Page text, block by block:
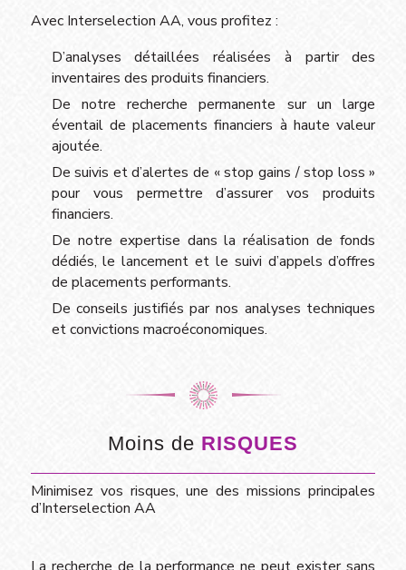
Avec Interselection AA, vous profitez :
D’analyses détaillées réalisées à partir des
inventaires des produits financiers.
De notre recherche permanente sur un large
éventail de placements financiers à haute valeur
ajoutée.
De suivis et d’alertes de « stop gains / stop loss »
pour vous permettre d’assurer vos produits
financiers.
De notre expertise dans la réalisation de fonds
dédiés, le lancement et le suivi d’appels d’offres
de placements performants.
De conseils justifiés par nos analyses techniques
et convictions macroéconomiques.
Moins de RISQUES
Minimisez vos risques, une des missions principales
d’Interselection AA